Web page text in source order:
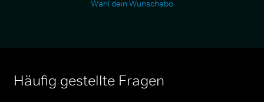
Wähl dein Wunschabo
Häufig gestellte Fragen